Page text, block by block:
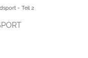
- Teil 2